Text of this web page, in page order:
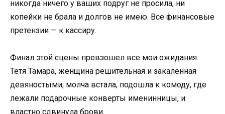
никогда ничего у ваших подруг не просила, ни
копейки не брала и долгов не имею. Все финансовые
претензии — к кассиру.
Финал этой сцены превзошел все мои ожидания.
Тетя Тамара, женщина решительная и закаленная
девяностыми, молча встала, подошла к комоду, где
лежали подарочные конверты именинницы, и
властно сдвинула брови.